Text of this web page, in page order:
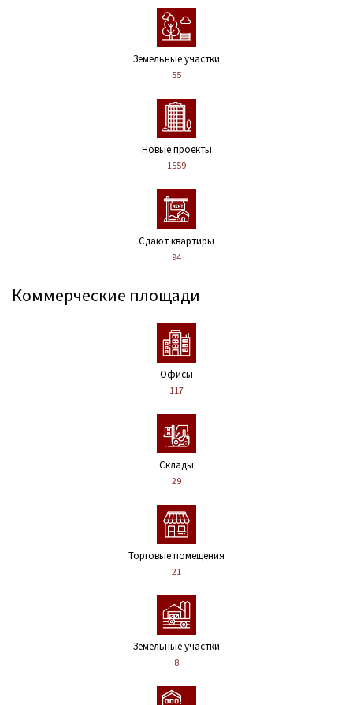
Земельные участки
55
Новые проекты
1559
Сдают квартиры
94
Коммерческие площади
Офисы
117
Склады
29
Торговые помещения
21
Земельные участки
8